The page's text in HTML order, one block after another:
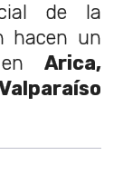
de la
hacen un
Arica,